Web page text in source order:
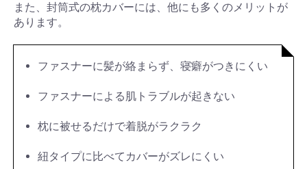
また、封筒式の枕カバーには、他にも多くのメリットが
あります。
ファスナーに髪が絡まらず、寝癖がつきにくい
ファスナーによる肌トラブルが起きない
枕に被せるだけで着脱がラクラク
紐タイプに比べてカバーがズレにくい